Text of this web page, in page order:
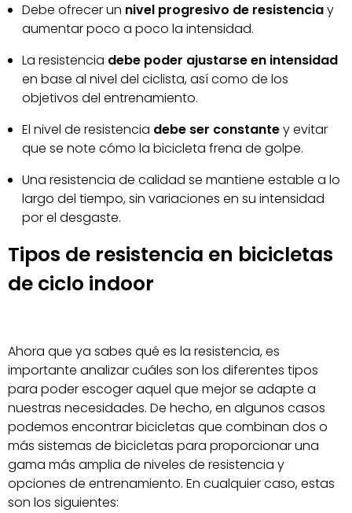
Debe ofrecer un nivel progresivo de resistenciay
aumentar poco a poco la intensidad.
La resistencia debe poder ajustarse en intensidad
en base al nivel del ciclista, así como de los
objetivos del entrenamiento.
El nivel de resistencia debe ser constantey evitar
que se note cómo la bicicleta frena de golpe.
Una resistencia de calidad se mantiene estable a lo
largo del tiempo, sin variaciones en su intensidad
por el desgaste.
Tipos de resistencia en bicicletas
de ciclo indoor
Ahora que ya sabes qué es la resistencia, es
importante analizar cuáles son los diferentes tipos
para poder escoger aquel que mejor se adapte a
nuestras necesidades. De hecho, en algunos casos
podemos encontrar bicicletas que combinan dos o
más sistemas de bicicletas para proporcionar una
gama más amplia de niveles de resistencia y
opciones de entrenamiento. En cualquier caso, estas
son los siguientes: